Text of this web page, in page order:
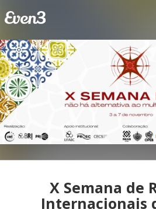
X Semana de
Internacionais